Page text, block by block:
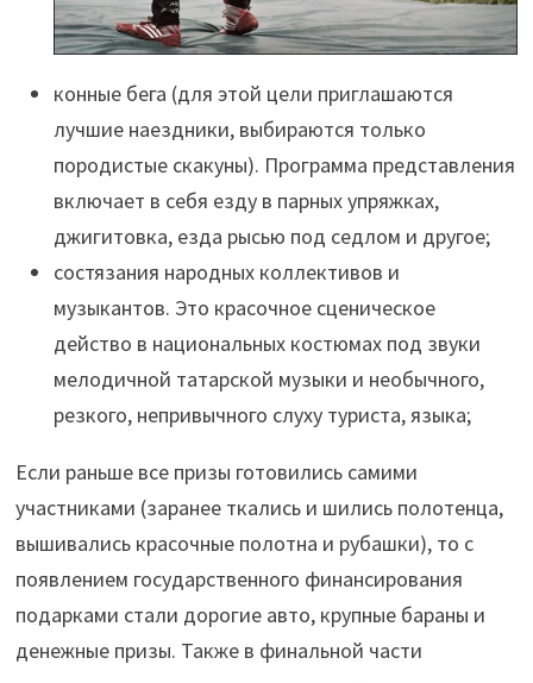
конные бега (для этой цели приглашаются
лучшие наездники, выбираются только
породистые скакуны). Программа представления
включает в себя езду в парных упряжках,
джигитовка, езда рысью под седлом и другое;
состязания народных коллективов и
музыкантов. Это красочное сценическое
действо в национальных костюмах под звуки
мелодичной татарской музыки и необычного,
резкого, непривычного слуху туриста, языка;
Если раньше все призы готовились самими
участниками (заранее ткались и шились полотенца,
вышивались красочные полотна и рубашки), то с
появлением государственного финансирования
подарками стали дорогие авто, крупные бараны и
денежные призы. Также в финальной части